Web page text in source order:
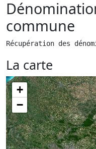
commune
Récupération des
La carte
+
−